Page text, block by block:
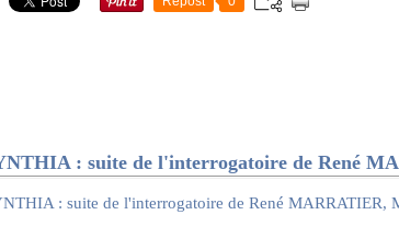
: suite de l'interrogatoire de René